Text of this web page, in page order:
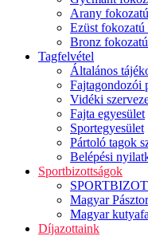
Arany
Ezüst
Bronz
Tagfelvétel
Általános
Fajtagondozói
Vidéki
Fajta egyesület
Sportegyesület
Pártoló tagok
Belépési
Sportbizottságok
Magyar
Magyar
Díjazottaink